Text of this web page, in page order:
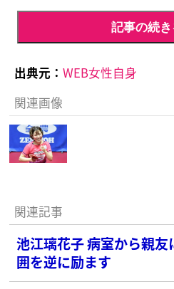
記事の続
出典元： WEB女性自身
関連画像
関連記事
池江璃花子 病室から親
囲を逆に励ます